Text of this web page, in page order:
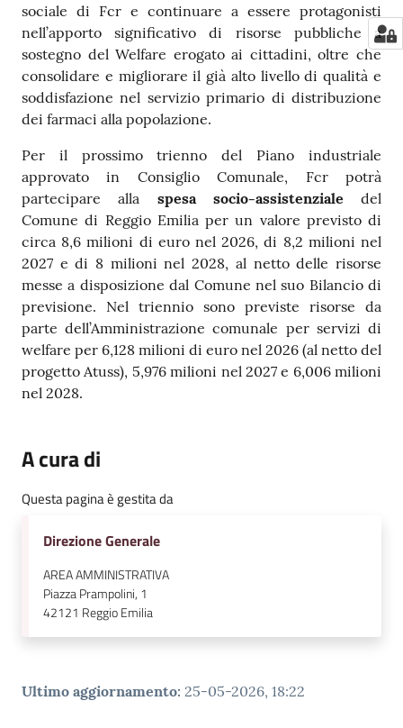
sociale di Fcr e continuare a essere protagonisti
nell’apporto significativo di risorse pubbliche a
sostegno del Welfare erogato ai cittadini, oltre che
consolidare e migliorare il già alto livello di qualità e
soddisfazione nel servizio primario di distribuzione
dei farmaci alla popolazione.
Per il prossimo trienno del Piano industriale
approvato in Consiglio Comunale, Fcr potrà
partecipare alla spesa socio-assistenziale del
Comune di Reggio Emilia per un valore previsto di
circa 8,6 milioni di euro nel 2026, di 8,2 milioni nel
2027 e di 8 milioni nel 2028, al netto delle risorse
messe a disposizione dal Comune nel suo Bilancio di
previsione. Nel triennio sono previste risorse da
parte dell’Amministrazione comunale per servizi di
welfare per 6,128 milioni di euro nel 2026 (al netto del
progetto Atuss), 5,976 milioni nel 2027 e 6,006 milioni
nel 2028.
A cura di
Questa pagina è gestita da
Direzione Generale
AREA AMMINISTRATIVA
Piazza Prampolini, 1
42121 Reggio Emilia
Ultimo aggiornamento: 25-05-2026, 18:22